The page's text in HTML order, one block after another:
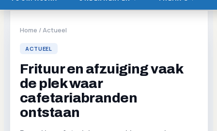
Home /Actueel
ACTUEEL
Frituur en afzuiging vaak
de plek waar
cafetariabranden
ontstaan